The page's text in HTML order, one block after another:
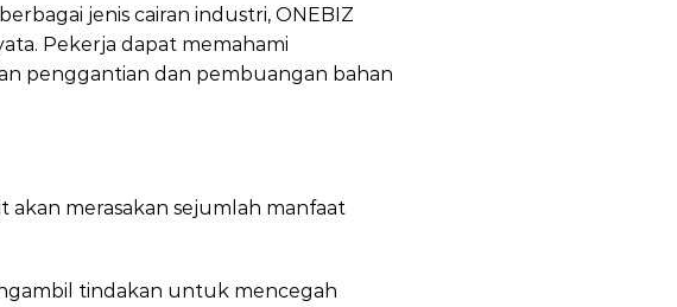
jenis cairan industri, ONEBIZ
Pekerja dapat memahami
penggantian dan pembuangan bahan
merasakan sejumlah manfaat
tindakan untuk mencegah